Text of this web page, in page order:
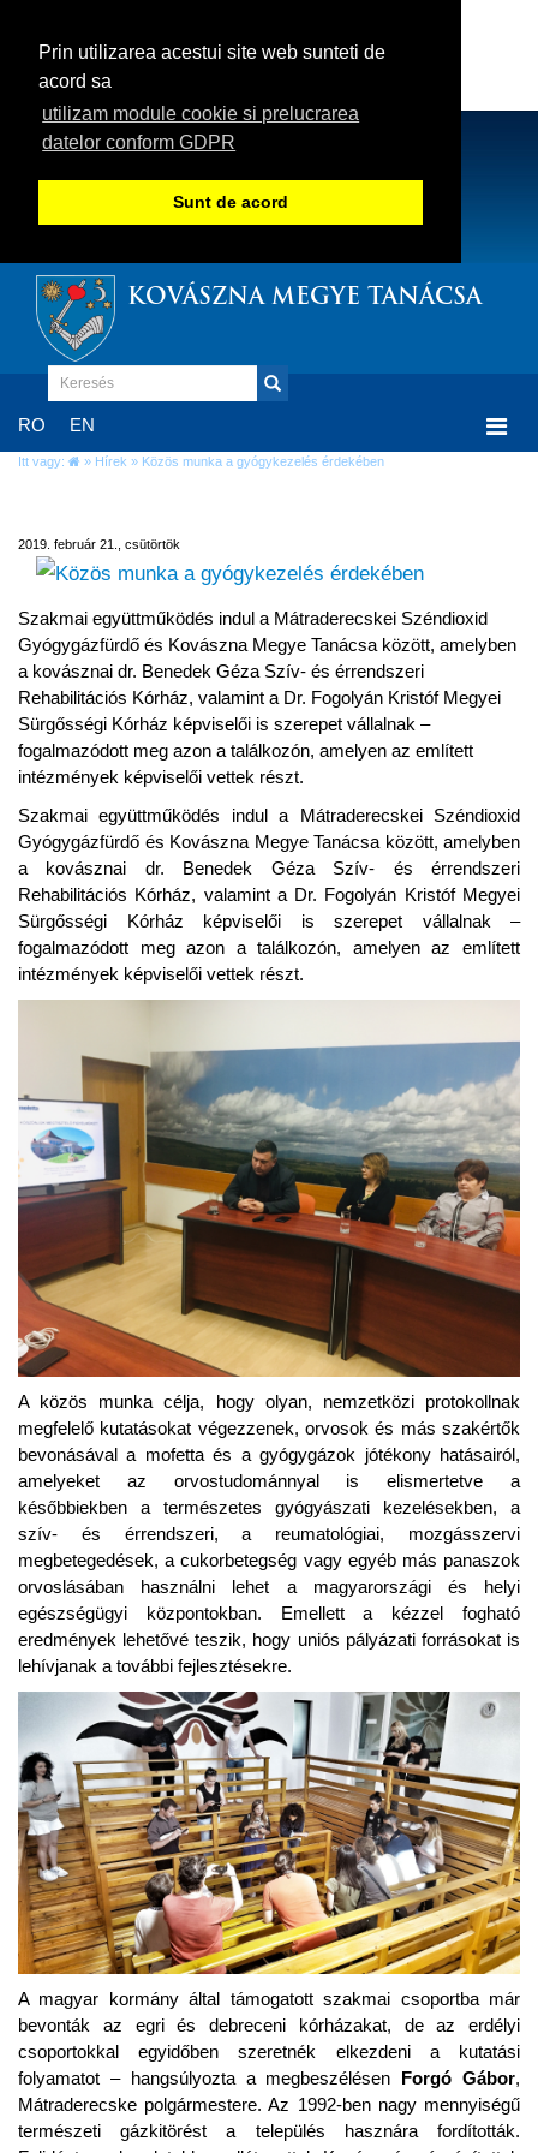
Prin utilizarea acestui site web sunteti de
acord sa
utilizam module cookie si prelucrarea
datelor conform GDPR
Sunt de acord
KOVÁSZNA MEGYE TANÁCSA
RO EN
Itt vagy: » Hírek » Közös munka a gyógykezelés érdekében
2019. február 21., csütörtök
Szakmai együttműködés indul a Mátraderecskei Széndioxid
Gyógygázfürdő és Kovászna Megye Tanácsa között, amelyben
a kovásznai dr. Benedek Géza Szív- és érrendszeri
Rehabilitációs Kórház, valamint a Dr. Fogolyán Kristóf Megyei
Sürgősségi Kórház képviselői is szerepet vállalnak –
fogalmazódott meg azon a találkozón, amelyen az említett
intézmények képviselői vettek részt.
Szakmai együttműködés indul a Mátraderecskei Széndioxid
Gyógygázfürdő és Kovászna Megye Tanácsa között, amelyben
a kovásznai dr. Benedek Géza Szív- és érrendszeri
Rehabilitációs Kórház, valamint a Dr. Fogolyán Kristóf Megyei
Sürgősségi Kórház képviselői is szerepet vállalnak –
fogalmazódott meg azon a találkozón, amelyen az említett
intézmények képviselői vettek részt.
A közös munka célja, hogy olyan, nemzetközi protokollnak
megfelelő kutatásokat végezzenek, orvosok és más szakértők
bevonásával a mofetta és a gyógygázok jótékony hatásairól,
amelyeket az orvostudománnyal is elismertetve a
későbbiekben a természetes gyógyászati kezelésekben, a
szív- és érrendszeri, a reumatológiai, mozgásszervi
megbetegedések, a cukorbetegség vagy egyéb más panaszok
orvoslásában használni lehet a magyarországi és helyi
egészségügyi központokban. Emellett a kézzel fogható
eredmények lehetővé teszik, hogy uniós pályázati forrásokat is
lehívjanak a további fejlesztésekre.
A magyar kormány által támogatott szakmai csoportba már
bevonták az egri és debreceni kórházakat, de az erdélyi
csoportokkal egyidőben szeretnék elkezdeni a kutatási
folyamatot – hangsúlyozta a megbeszélésen Forgó Gábor,
Mátraderecske polgármestere. Az 1992-ben nagy mennyiségű
természeti gázkitörést a település hasznára fordították.